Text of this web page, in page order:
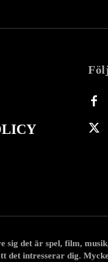
sig det är spel, film,
det intresserar dig.